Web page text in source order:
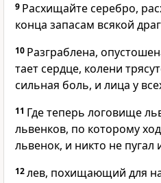
9 Расхищайте серебро,
конца запасам всякой
10 Разграблена,
тает сердце, колени
сильная боль, и лица у
11 Где теперь логовище
львенков, по которому
львенок, и никто не пугал
12лев, похищающий для